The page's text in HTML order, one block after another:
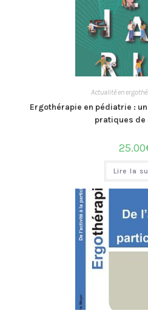
Actualité en
Ergothérapie en pédiatrie :
pratiques de
25.00
Lire la